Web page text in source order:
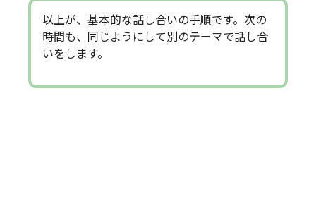
以上が、基本的な話し合いの手順です。次の
時間も、同じようにして別のテーマで話し合
いをします。